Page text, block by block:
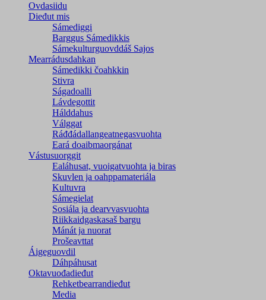
Ovdasiidu
Dieđut mis
Sámediggi
Barggus Sámedikkis
Sámekulturguovddáš Sajos
Mearrádusdahkan
Sámedikki čoahkkin
Stivra
Ságadoalli
Lávdegottit
Hálddahus
Válggat
Ráđđádallangeatnegas­vuohta
Eará doaibmaorgánat
Vástusuorggit
Ealáhusat, vuoigatvuohta ja biras
Skuvlen ja oahppamateriála
Kultuvra
Sámegielat
Sosiála ja dearvvasvuohta
Riikkaidgaskasaš bargu
Mánát ja nuorat
Prošeavttat
Áigeguovdil
Dáhpáhusat
Oktavuođadieđut
Rehketbearrandieđut
Media